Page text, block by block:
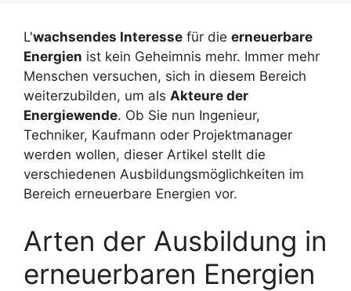
L'wachsendes Interesse für die erneuerbare
Energien ist kein Geheimnis mehr. Immer mehr
Menschen versuchen, sich in diesem Bereich
weiterzubilden, um als Akteure der
Energiewende. Ob Sie nun Ingenieur,
Techniker, Kaufmann oder Projektmanager
werden wollen, dieser Artikel stellt die
verschiedenen Ausbildungsmöglichkeiten im
Bereich erneuerbare Energien vor.
Arten der Ausbildung in
erneuerbaren Energien